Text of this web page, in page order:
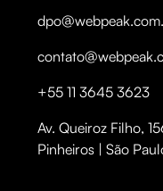
+55 11 3645 3623
Av. Queiroz Filho,
Pinheiros | São